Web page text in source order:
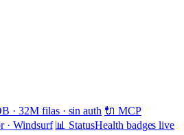
· 32M filas · sin auth 🔌 MCP
· Windsurf 📊 StatusHealth badges live